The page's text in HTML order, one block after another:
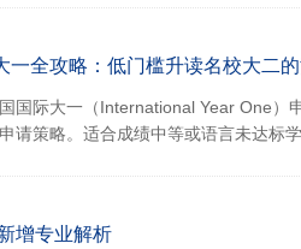
一全攻略：低门槛升读名校大二
国际大一（International Year One）
请策略。适合成绩中等或语言未达标
增专业解析